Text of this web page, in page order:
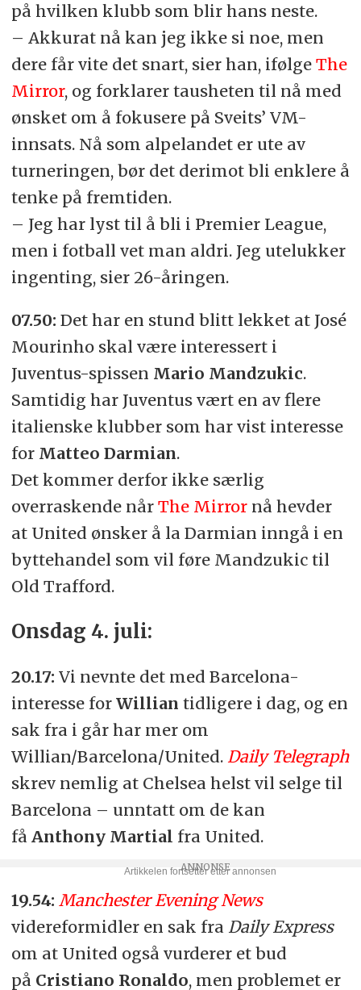
på hvilken klubb som blir hans neste.
– Akkurat nå kan jeg ikke si noe, men
dere får vite det snart, sier han, ifølge The
Mirror, og forklarer tausheten til nå med
ønsket om å fokusere på Sveits’ VM-
innsats. Nå som alpelandet er ute av
turneringen, bør det derimot bli enklere å
tenke på fremtiden.
– Jeg har lyst til å bli i Premier League,
men i fotball vet man aldri. Jeg utelukker
ingenting, sier 26-åringen.
07.50: Det har en stund blitt lekket at José
Mourinho skal være interessert i
Juventus-spissen Mario Mandzukic.
Samtidig har Juventus vært en av flere
italienske klubber som har vist interesse
for Matteo Darmian.
Det kommer derfor ikke særlig
overraskende når The Mirrornå hevder
at United ønsker å la Darmian inngå i en
byttehandel som vil føre Mandzukic til
Old Trafford.
Onsdag 4. juli:
20.17: Vi nevnte det med Barcelona-
interesse for Willian tidligere i dag, og en
sak fra i går har mer om
Willian/Barcelona/United. Daily Telegraph
skrev nemlig at Chelsea helst vil selge til
Barcelona – unntatt om de kan
få Anthony Martial fra United.
19.54: Manchester Evening News
videreformidler en sak fra Daily Express
om at United også vurderer et bud
på Cristiano Ronaldo, men problemet er